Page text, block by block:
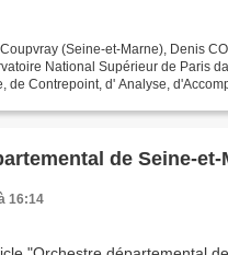
(Seine-et-Marne), Denis
National Supérieur de Paris
de Contrepoint, d' Analyse,
de Seine-et-
16:14